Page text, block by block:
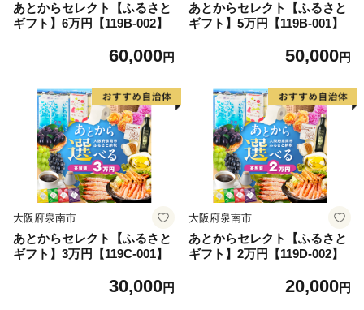
あとからセレクト【ふるさと
ギフト】6万円【119B-002】
60,000円
あとからセレクト【ふるさと
ギフト】5万円【119B-001】
50,000円
大阪府泉南市
あとからセレクト【ふるさと
ギフト】3万円【119C-001】
30,000円
大阪府泉南市
あとからセレクト【ふるさと
ギフト】2万円【119D-002】
20,000円